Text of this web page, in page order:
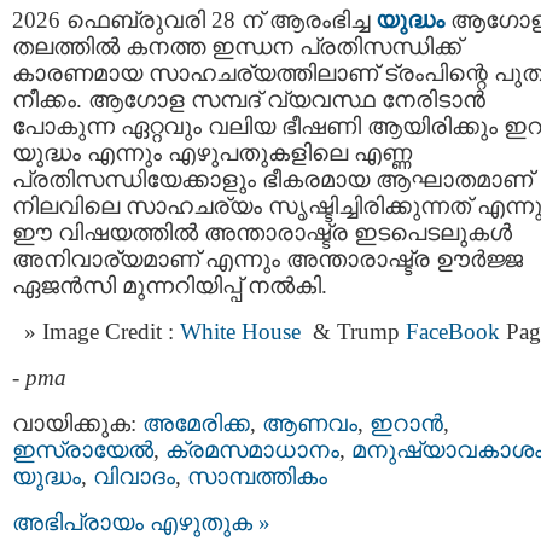
2026 ഫെബ്രുവരി 28 ന് ആരംഭിച്ച യുദ്ധം
തലത്തിൽ കനത്ത ഇന്ധന പ്രതിസന്ധിക്ക്
കാരണമായ സാഹചര്യത്തിലാണ് ട്രംപിന്റെ
നീക്കം. ആഗോള സമ്പദ്‌ വ്യവസ്ഥ നേരിടാൻ
പോകുന്ന ഏറ്റവും വലിയ ഭീഷണി ആയിരിക്കും
യുദ്ധം എന്നും എഴുപതുകളിലെ എണ്ണ
പ്രതിസന്ധിയേക്കാളും ഭീകരമായ ആഘാതമാണ്
നിലവിലെ സാഹചര്യം സൃഷ്ടിച്ചിരിക്കുന്നത്
ഈ വിഷയത്തിൽ അന്താരാഷ്ട്ര ഇടപെടലുകൾ
അനിവാര്യമാണ് എന്നും അന്താരാഷ്ട്ര ഊർജ്ജ
ഏജൻസി മുന്നറിയിപ്പ് നൽകി.
Image Credit : White House & Trump FaceBook
- pma
വായിക്കുക: അമേരിക്ക, ആണവം, ഇറാന്‍,
ഇസ്രായേല്‍, ക്രമസമാധാനം,
യുദ്ധം, വിവാദം, സാമ്പത്തികം
അഭിപ്രായം എഴുതുക »